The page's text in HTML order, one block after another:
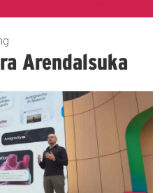
Arendalsuka